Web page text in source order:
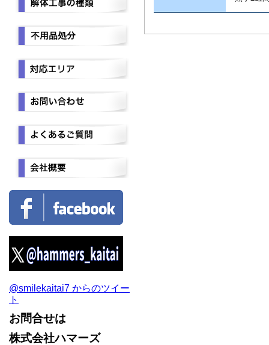
@smilekaitai7 からのツイー
ト
お問合せは
株式会社ハマーズ